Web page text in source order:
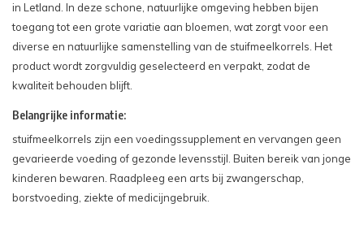
in Letland. In deze schone, natuurlijke omgeving hebben bijen
toegang tot een grote variatie aan bloemen, wat zorgt voor een
diverse en natuurlijke samenstelling van de stuifmeelkorrels. Het
product wordt zorgvuldig geselecteerd en verpakt, zodat de
kwaliteit behouden blijft.
Belangrijke informatie:
stuifmeelkorrels zijn een voedingssupplement en vervangen geen
gevarieerde voeding of gezonde levensstijl. Buiten bereik van jonge
kinderen bewaren. Raadpleeg een arts bij zwangerschap,
borstvoeding, ziekte of medicijngebruik.